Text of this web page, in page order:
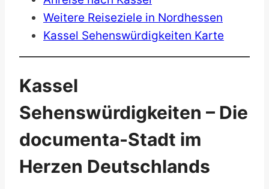
Weitere Reiseziele in Nordhessen
Kassel Sehenswürdigkeiten Karte
Kassel
Sehenswürdigkeiten – Die
documenta-Stadt im
Herzen Deutschlands